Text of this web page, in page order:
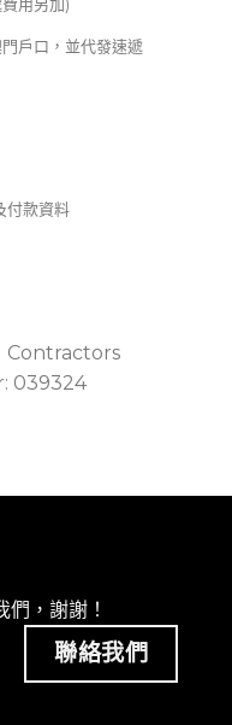
戶口，並代發速遞
付款資料
Contractors
039324
們，謝謝！
聯絡我們